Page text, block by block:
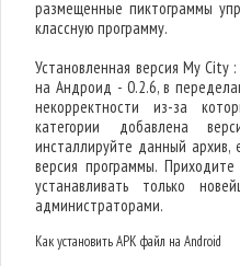
размещенные пиктограммы
классную программу.
Установленная версия My
на Андроид - 0.2.6, в
некорректности из-за
категории добавлена
инсталлируйте данный архив,
версия программы.
устанавливать только
администраторами.
Как установить APK файл на Android